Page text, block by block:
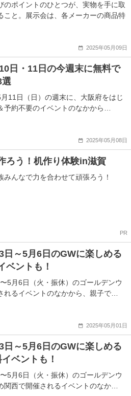
のポイントのひとつが、実物を手に取
こと。展示会は、各メーカーの商品特
2025年05月09日
日・11日の今週末に無料で
選
11日（日）の週末に、大阪府をはじ
予約不要のイベントのなかから…
2025年05月08日
ろう！机作り体験in滋賀
んなで力を合わせて頑張ろう！
PR
日～5月6日のGWに楽しめる
ントも！
5月6日（火・振休）のゴールデンウ
れるイベントのなかから、親子で…
2025年05月01日
日～5月6日のGWに楽しめる
ベントも！
5月6日（火・振休）のゴールデンウ
関西で開催されるイベントのなか…